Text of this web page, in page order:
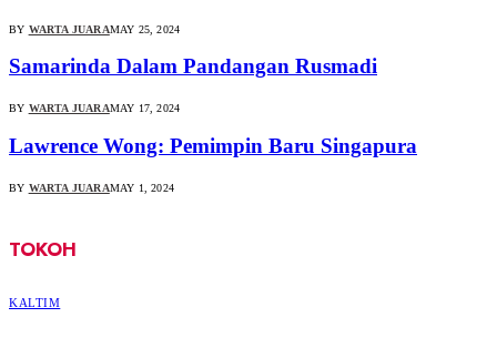
BY WARTA JUARAMAY 25, 2024
Samarinda Dalam Pandangan Rusmadi
BY WARTA JUARAMAY 17, 2024
Lawrence Wong: Pemimpin Baru Singapura
BY WARTA JUARAMAY 1, 2024
TOKOH
KALTIM